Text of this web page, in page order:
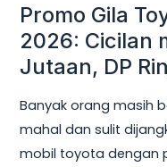
2026!
Promo Gila
2026: Cicilan
Jutaan, DP
Banyak orang masih
mahal dan sulit
mobil toyota dengan
Promo
Gila
Toyota
2026:
Cicilan
mobil